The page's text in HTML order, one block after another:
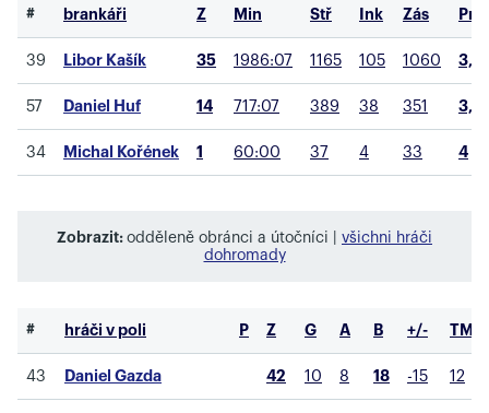
# brankáři Z Min Stř Ink Zás Prů
39 Libor Kašík 35 1986:07 1165 105 1060 3,18
57 Daniel Huf 14 717:07 389 38 351 3,19
34 Michal Kořének 1 60:00 37 4 33 4
Zobrazit: odděleně obránci a útočníci | všichni hráči
dohromady
# hráči v poli P Z G A B +/- TM
43 Daniel Gazda 42 10 8 18 -15 12